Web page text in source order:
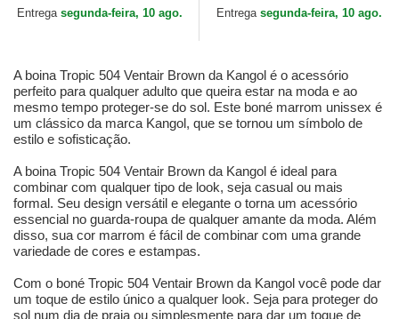
Entrega segunda-feira, 10 ago. Entrega segunda-feira, 10 ago.
A boina Tropic 504 Ventair Brown da Kangol é o acessório
perfeito para qualquer adulto que queira estar na moda e ao
mesmo tempo proteger-se do sol. Este boné marrom unissex é
um clássico da marca Kangol, que se tornou um símbolo de
estilo e sofisticação.
A boina Tropic 504 Ventair Brown da Kangol é ideal para
combinar com qualquer tipo de look, seja casual ou mais
formal. Seu design versátil e elegante o torna um acessório
essencial no guarda-roupa de qualquer amante da moda. Além
disso, sua cor marrom é fácil de combinar com uma grande
variedade de cores e estampas.
Com o boné Tropic 504 Ventair Brown da Kangol você pode dar
um toque de estilo único a qualquer look. Seja para proteger do
sol num dia de praia ou simplesmente para dar um toque de